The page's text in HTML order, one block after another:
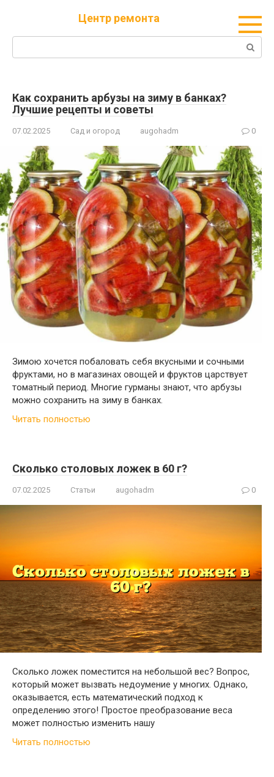
Центр ремонта
Поиск:
Как сохранить арбузы на зиму в банках?
Лучшие рецепты и советы
07.02.2025 Сад и огород augohadm 0
Зимою хочется побаловать себя вкусными и сочными
фруктами, но в магазинах овощей и фруктов царствует
томатный период. Многие гурманы знают, что арбузы
можно сохранить на зиму в банках.
Читать полностью
Сколько столовых ложек в 60 г?
07.02.2025 Статьи augohadm 0
Сколько ложек поместится на небольшой вес? Вопрос,
который может вызвать недоумение у многих. Однако,
оказывается, есть математический подход к
определению этого! Простое преобразование веса
может полностью изменить нашу
Читать полностью